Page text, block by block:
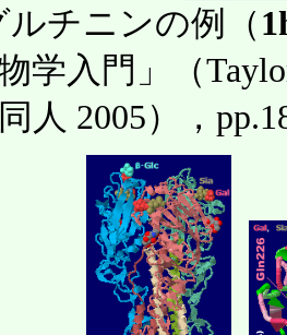
チニンの例（
学入門」（
人 2005），